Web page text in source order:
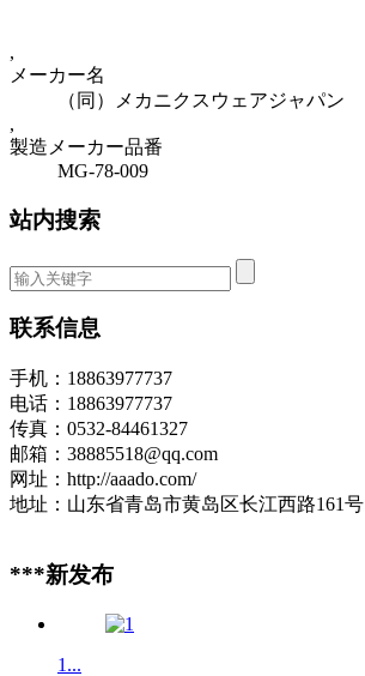
,
メーカー名
（同）メカニクスウェアジャパン
,
製造メーカー品番
MG-78-009
站内搜索
联系信息
手机：18863977737
电话：18863977737
传真：0532-84461327
邮箱：38885518@qq.com
网址：http://aaado.com/
地址：山东省青岛市黄岛区长江西路161号
***新发布
1...